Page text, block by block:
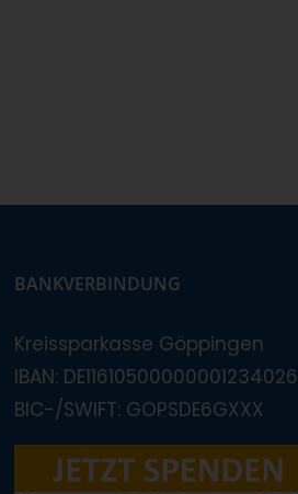
BANKVERBINDUNG
Kreissparkasse Göppingen
IBAN: DE11610500000001234026
BIC-/SWIFT: GOPSDE6GXXX